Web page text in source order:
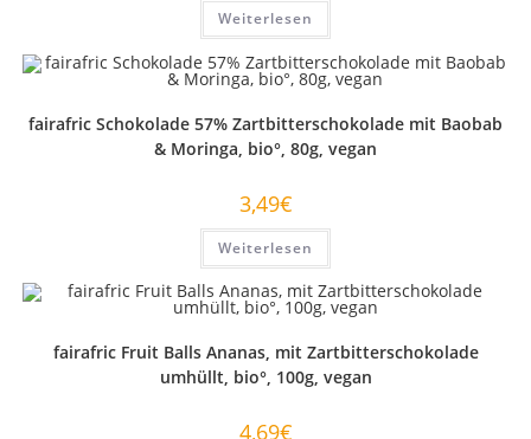
Weiterlesen
fairafric Schokolade 57% Zartbitterschokolade mit Baobab
& Moringa, bio°, 80g, vegan
3,49€
Weiterlesen
fairafric Fruit Balls Ananas, mit Zartbitterschokolade
umhüllt, bio°, 100g, vegan
4,69€